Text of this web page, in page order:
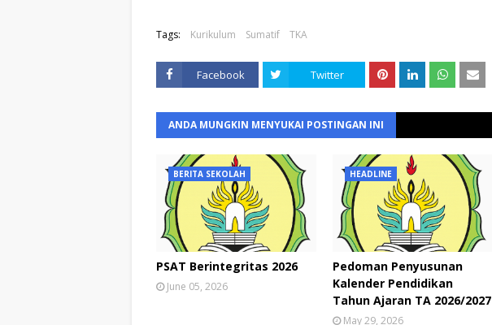
Tags: Kurikulum Sumatif TKA
Facebook Twitter
ANDA MUNGKIN MENYUKAI POSTINGAN INI
BERITA SEKOLAH
PSAT Berintegritas 2026
June 05, 2026
HEADLINE
Pedoman Penyusunan
Kalender Pendidikan
Tahun Ajaran TA 2026/2027
May 29, 2026